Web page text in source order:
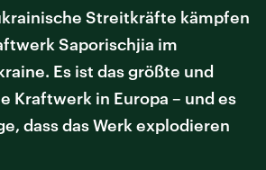
Streitkräfte kämpfen
Saporischjia im
Es ist das größte und
Kraftwerk in Europa – und es
dass das Werk explodieren